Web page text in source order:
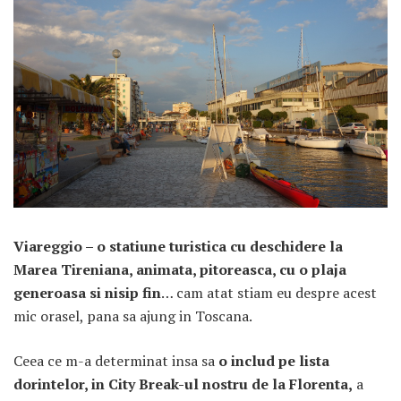
Viareggio – o statiune turistica cu deschidere la
Marea Tireniana, animata, pitoreasca, cu o plaja
generoasa si nisip fin… cam atat stiam eu despre acest
mic orasel, pana sa ajung in Toscana.
Ceea ce m-a determinat insa sa o includ pe lista
dorintelor, in City Break-ul nostru de la Florenta, a
ARTICOLE RECENTE
„Jurnalul Alinutei”
implineste azi 10 ani!
„Let’s Talk About
Menopause” – dincolo de a
Un weekend in La Spezia si
Cinque Terre